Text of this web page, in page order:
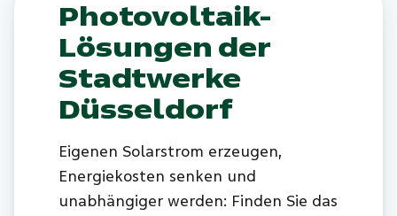
Photovoltaik-
Lösungen der
Stadtwerke
Düsseldorf
Eigenen Solarstrom erzeugen,
Energiekosten senken und
unabhängiger werden: Finden Sie das